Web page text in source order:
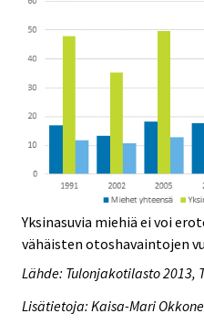
Yksinasuvia miehiä ei voi
vähäisten otoshavaintojen
Lähde: Tulonjakotilasto 2013,
Lisätietoja: Kaisa-Mari